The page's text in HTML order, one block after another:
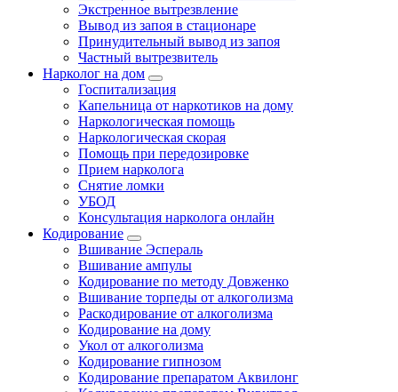
Экстренное вытрезвление
Вывод из запоя в стационаре
Принудительный вывод из запоя
Частный вытрезвитель
Нарколог на дом
Госпитализация
Капельница от наркотиков на дому
Наркологическая помощь
Наркологическая скорая
Помощь при передозировке
Прием нарколога
Снятие ломки
УБОД
Консультация нарколога онлайн
Кодирование
Вшивание Эспераль
Вшивание ампулы
Кодирование по методу Довженко
Вшивание торпеды от алкоголизма
Раскодирование от алкоголизма
Кодирование на дому
Укол от алкоголизма
Кодирование гипнозом
Кодирование препаратом Аквилонг